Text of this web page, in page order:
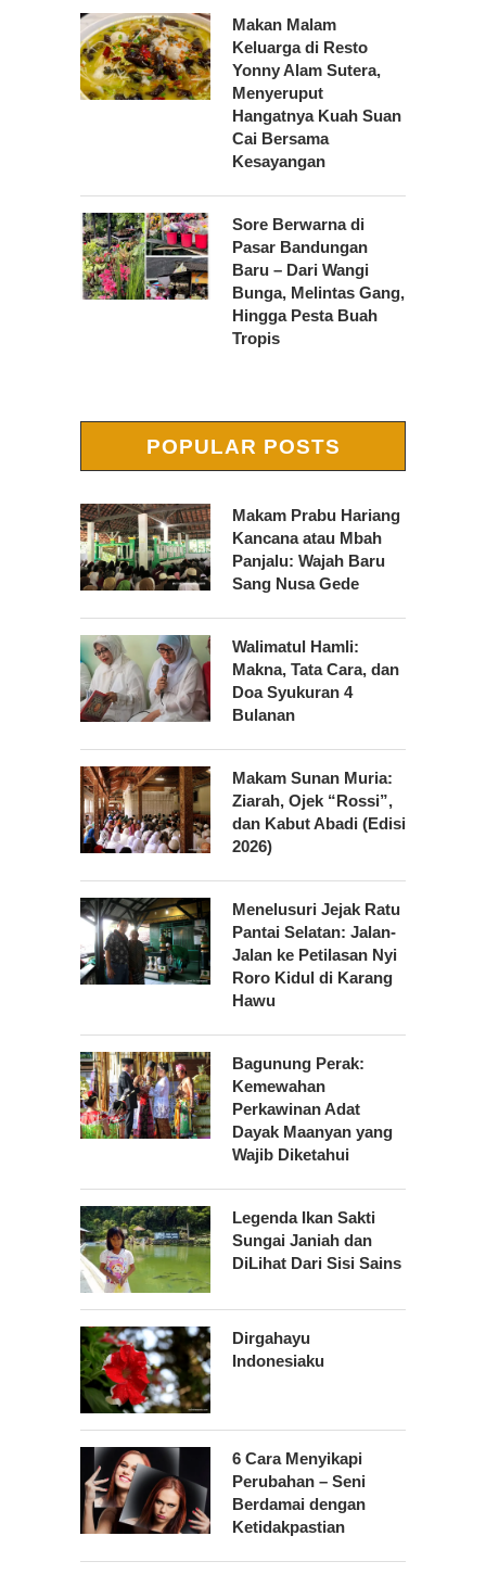
Makan Malam
Keluarga di Resto
Yonny Alam Sutera,
Menyeruput
Hangatnya Kuah Suan
Cai Bersama
Kesayangan
Sore Berwarna di
Pasar Bandungan
Baru – Dari Wangi
Bunga, Melintas Gang,
Hingga Pesta Buah
Tropis
POPULAR POSTS
Makam Prabu Hariang
Kancana atau Mbah
Panjalu: Wajah Baru
Sang Nusa Gede
Walimatul Hamli:
Makna, Tata Cara, dan
Doa Syukuran 4
Bulanan
Makam Sunan Muria:
Ziarah, Ojek “Rossi”,
dan Kabut Abadi (Edisi
2026)
Menelusuri Jejak Ratu
Pantai Selatan: Jalan-
Jalan ke Petilasan Nyi
Roro Kidul di Karang
Hawu
Bagunung Perak:
Kemewahan
Perkawinan Adat
Dayak Maanyan yang
Wajib Diketahui
Legenda Ikan Sakti
Sungai Janiah dan
DiLihat Dari Sisi Sains
Dirgahayu
Indonesiaku
6 Cara Menyikapi
Perubahan – Seni
Berdamai dengan
Ketidakpastian